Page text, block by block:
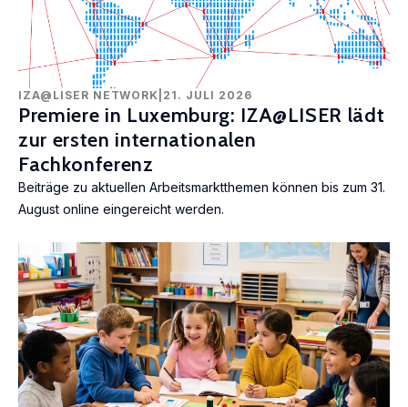
IZA@LISER NETWORK 21. JULI 2026
Premiere in Luxemburg: IZA@LISER lädt
zur ersten internationalen
Fachkonferenz
Beiträge zu aktuellen Arbeitsmarktthemen können bis zum 31.
August online eingereicht werden.